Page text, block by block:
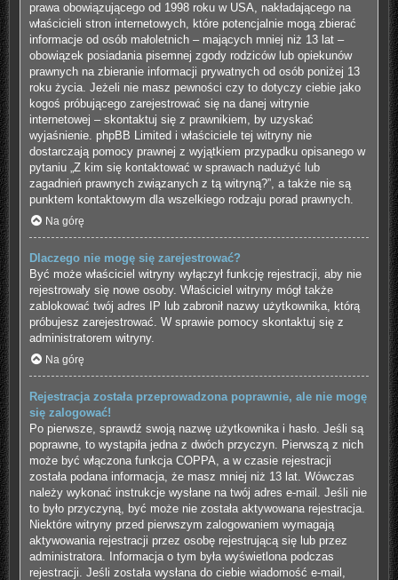
prawa obowiązującego od 1998 roku w USA, nakładającego na
właścicieli stron internetowych, które potencjalnie mogą zbierać
informacje od osób małoletnich – mających mniej niż 13 lat –
obowiązek posiadania pisemnej zgody rodziców lub opiekunów
prawnych na zbieranie informacji prywatnych od osób poniżej 13
roku życia. Jeżeli nie masz pewności czy to dotyczy ciebie jako
kogoś próbującego zarejestrować się na danej witrynie
internetowej – skontaktuj się z prawnikiem, by uzyskać
wyjaśnienie. phpBB Limited i właściciele tej witryny nie
dostarczają pomocy prawnej z wyjątkiem przypadku opisanego w
pytaniu „Z kim się kontaktować w sprawach nadużyć lub
zagadnień prawnych związanych z tą witryną?”, a także nie są
punktem kontaktowym dla wszelkiego rodzaju porad prawnych.
Na górę
Dlaczego nie mogę się zarejestrować?
Być może właściciel witryny wyłączył funkcję rejestracji, aby nie
rejestrowały się nowe osoby. Właściciel witryny mógł także
zablokować twój adres IP lub zabronił nazwy użytkownika, którą
próbujesz zarejestrować. W sprawie pomocy skontaktuj się z
administratorem witryny.
Na górę
Rejestracja została przeprowadzona poprawnie, ale nie mogę
się zalogować!
Po pierwsze, sprawdź swoją nazwę użytkownika i hasło. Jeśli są
poprawne, to wystąpiła jedna z dwóch przyczyn. Pierwszą z nich
może być włączona funkcja COPPA, a w czasie rejestracji
została podana informacja, że masz mniej niż 13 lat. Wówczas
należy wykonać instrukcje wysłane na twój adres e-mail. Jeśli nie
to było przyczyną, być może nie została aktywowana rejestracja.
Niektóre witryny przed pierwszym zalogowaniem wymagają
aktywowania rejestracji przez osobę rejestrującą się lub przez
administratora. Informacja o tym była wyświetlona podczas
rejestracji. Jeśli została wysłana do ciebie wiadomość e-mail,